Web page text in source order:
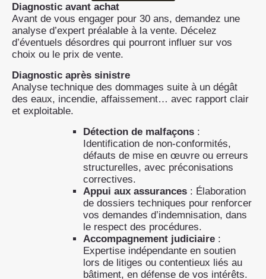
Diagnostic avant achat
Avant de vous engager pour 30 ans, demandez une
analyse d’expert préalable à la vente. Décelez
d’éventuels désordres qui pourront influer sur vos
choix ou le prix de vente.
Diagnostic après sinistre
Analyse technique des dommages suite à un dégât
des eaux, incendie, affaissement… avec rapport clair
et exploitable.
Détection de malfaçons :
Identification de non-conformités,
défauts de mise en œuvre ou erreurs
structurelles, avec préconisations
correctives.
Appui aux assurances : Élaboration
de dossiers techniques pour renforcer
vos demandes d’indemnisation, dans
le respect des procédures.
Accompagnement judiciaire :
Expertise indépendante en soutien
lors de litiges ou contentieux liés au
bâtiment, en défense de vos intérêts.